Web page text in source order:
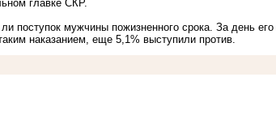
главке СКР.
поступок мужчины пожизненного срока. За день
наказанием, еще 5,1% выступили против.